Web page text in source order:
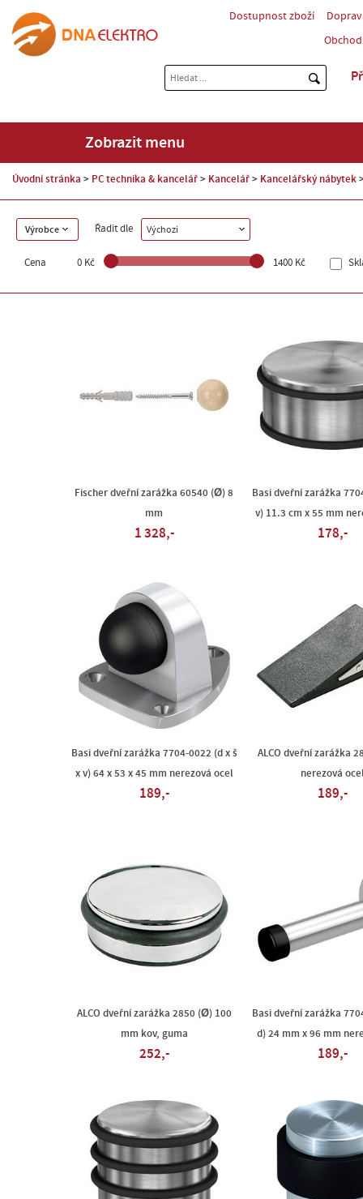
Dostupnost zboží
Zobrazit menu
Úvodní stránka PC technika & kancelář Kancelář Kancelářský nábytek
Výrobce Řadit dle Výchozí
Cena 0 Kč 1400 Kč
Fischer dveřní zarážka 60540 (Ø) 8
mm
1 328,-
Basi dveřní zarážka
v) 11.3 cm x 55 mm
178,-
Basi dveřní zarážka 7704-0022 (d x š
x v) 64 x 53 x 45 mm nerezová ocel
189,-
ALCO dveřní zarážka
nerezová
189,-
ALCO dveřní zarážka 2850 (Ø) 100
mm kov, guma
252,-
Basi dveřní zarážka
d) 24 mm x 96 mm
189,-